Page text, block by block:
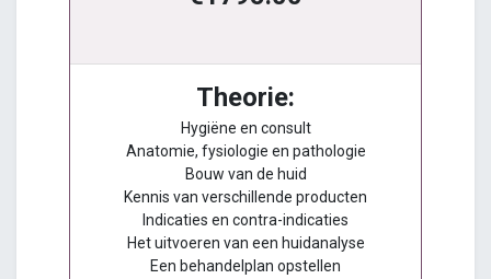
Theorie:
Hygiëne en consult
Anatomie, fysiologie en pathologie
Bouw van de huid
Kennis van verschillende producten
Indicaties en contra-indicaties
Het uitvoeren van een huidanalyse
Een behandelplan opstellen